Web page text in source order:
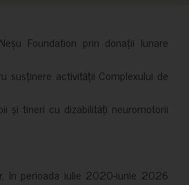
Foundation prin donații lunare
susținere activității Complexului de
și tineri cu dizabilități neuromotorii
în perioada iulie 2020-iunie 2026